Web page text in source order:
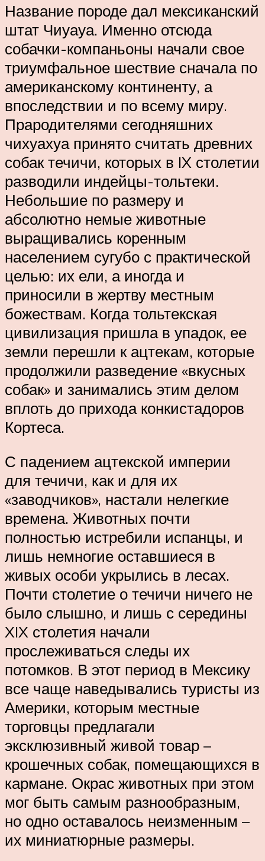
Название породе дал мексиканский
штат Чиуауа. Именно отсюда
собачки-компаньоны начали свое
триумфальное шествие сначала по
американскому континенту, а
впоследствии и по всему миру.
Прародителями сегодняшних
чихуахуа принято считать древних
собак течичи, которых в IX столетии
разводили индейцы-тольтеки.
Небольшие по размеру и
абсолютно немые животные
выращивались коренным
населением сугубо с практической
целью: их ели, а иногда и
приносили в жертву местным
божествам. Когда тольтекская
цивилизация пришла в упадок, ее
земли перешли к ацтекам, которые
продолжили разведение «вкусных
собак» и занимались этим делом
вплоть до прихода конкистадоров
Кортеса.
С падением ацтекской империи
для течичи, как и для их
«заводчиков», настали нелегкие
времена. Животных почти
полностью истребили испанцы, и
лишь немногие оставшиеся в
живых особи укрылись в лесах.
Почти столетие о течичи ничего не
было слышно, и лишь с середины
XIX столетия начали
прослеживаться следы их
потомков. В этот период в Мексику
все чаще наведывались туристы из
Америки, которым местные
торговцы предлагали
эксклюзивный живой товар –
крошечных собак, помещающихся в
кармане. Окрас животных при этом
мог быть самым разнообразным,
но одно оставалось неизменным –
их миниатюрные размеры.